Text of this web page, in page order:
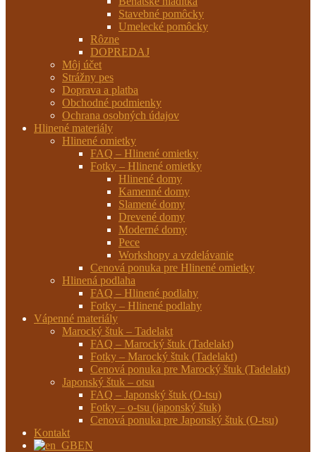
Stavebné pomôcky
Umelecké pomôcky
Rôzne
DOPREDAJ
Môj účet
Strážny pes
Doprava a platba
Obchodné podmienky
Ochrana osobných údajov
Hlinené materiály
Hlinené omietky
FAQ – Hlinené omietky
Fotky – Hlinené omietky
Hlinené domy
Kamenné domy
Slamené domy
Drevené domy
Moderné domy
Pece
Workshopy a vzdelávanie
Cenová ponuka pre Hlinené omietky
Hlinená podlaha
FAQ – Hlinené podlahy
Fotky – Hlinené podlahy
Vápenné materiály
Marocký štuk – Tadelakt
FAQ – Marocký štuk (Tadelakt)
Fotky – Marocký štuk (Tadelakt)
Cenová ponuka pre Marocký štuk (Tadelakt)
Japonský štuk – otsu
FAQ – Japonský štuk (O-tsu)
Fotky – o-tsu (japonský štuk)
Cenová ponuka pre Japonský štuk (O-tsu)
Kontakt
EN